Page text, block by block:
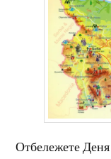
Отбележете